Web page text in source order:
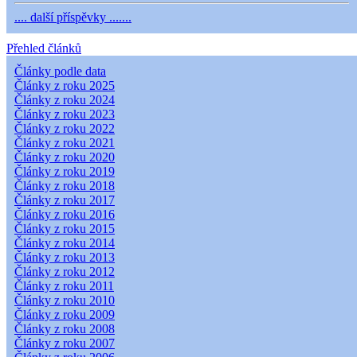
.... další příspěvky .......
Přehled článků
Články podle data
Články z roku 2025
Články z roku 2024
Články z roku 2023
Články z roku 2022
Články z roku 2021
Články z roku 2020
Články z roku 2019
Články z roku 2018
Články z roku 2017
Články z roku 2016
Články z roku 2015
Články z roku 2014
Články z roku 2013
Články z roku 2012
Články z roku 2011
Články z roku 2010
Články z roku 2009
Články z roku 2008
Články z roku 2007